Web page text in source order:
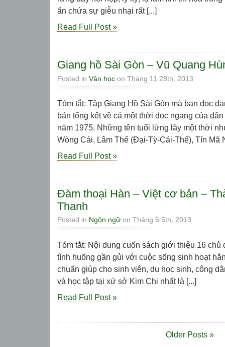
ẩn chứa sự giễu nhại rất [...]
Read Full Post »
Giang hồ Sài Gòn – Vũ Quang
Posted in Văn học on Tháng 11 28th, 2013
Tóm tắt: Tập Giang Hồ Sài Gòn mà bạn đọc
bản tổng kết về cả một thời dọc ngang của
năm 1975. Những tên tuổi lừng lãy một thời
Wòng Cái, Lâm Thế (Đại-Tỳ-Cái-Thế), Tín Mã
Read Full Post »
Đàm thoại Hàn – Việt cơ bản –
Thanh
Posted in Ngôn ngữ on Tháng 6 5th, 2013
Tóm tắt: Nội dung cuốn sách giới thiệu 16 chủ
tình huống gần gủi với cuộc sống sinh hoạt
chuẩn giúp cho sinh viên, du học sinh, công
và học tập tại xứ sở Kim Chi nhất là [...]
Read Full Post »
Older Posts »